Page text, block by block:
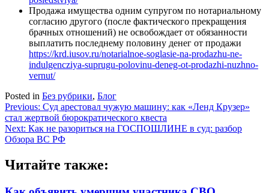
Продажа имущества одним супругом по нотариальному
согласию другого (после фактического прекращения
брачных отношений) не освобождает от обязанности
выплатить последнему половину денег от продажи
https://krd.iusov.ru/notarialnoe-soglasie-na-prodazhu-ne-
indulgencziya-suprugu-polovinu-deneg-ot-prodazhi-nuzhno-
vernut/
Posted in Без рубрики, Блог
Навигация
по
записям
Previous: Суд арестовал чужую машину: как «Ленд Крузер»
стал жертвой бюрократического квеста
Next: Как не разориться на ГОСПОШЛИНЕ в суд: разбор
Обзора ВС РФ
Читайте также: